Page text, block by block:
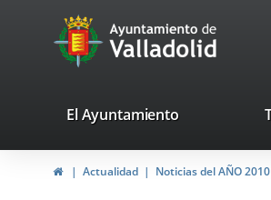
Portal
Web
Ayuntamiento
de
valladolid.es
El Ayuntamiento
HomeActualidad Noticias del AÑO 2010